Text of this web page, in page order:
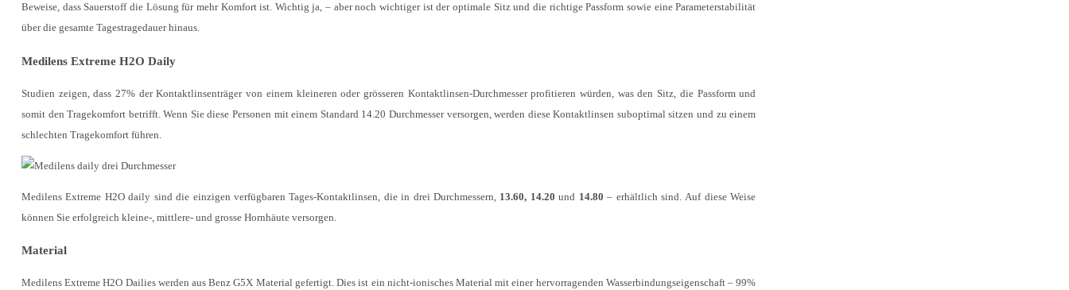
Beweise, dass Sauerstoff die Lösung für mehr Komfort ist. Wichtig ja, – aber noch wichtiger ist der optimale Sitz und die richtige Passform sowie eine Parameterstabilität
über die gesamte Tagestragedauer hinaus.
Medilens Extreme H2O Daily
Studien zeigen, dass 27% der Kontaktlinsenträger von einem kleineren oder grösseren Kontaktlinsen-Durchmesser profitieren würden, was den Sitz, die Passform und
somit den Tragekomfort betrifft. Wenn Sie diese Personen mit einem Standard 14.20 Durchmesser versorgen, werden diese Kontaktlinsen suboptimal sitzen und zu einem
schlechten Tragekomfort führen.
Medilens Extreme H2O daily sind die einzigen verfügbaren Tages-Kontaktlinsen, die in drei Durchmessern, 13.60, 14.20und 14.80 – erhältlich sind. Auf diese Weise
können Sie erfolgreich kleine-, mittlere- und grosse Hornhäute versorgen.
Material
Medilens Extreme H2O Dailies werden aus Benz G5X Material gefertigt. Dies ist ein nicht-ionisches Material mit einer hervorragenden Wasserbindungseigenschaft – 99%